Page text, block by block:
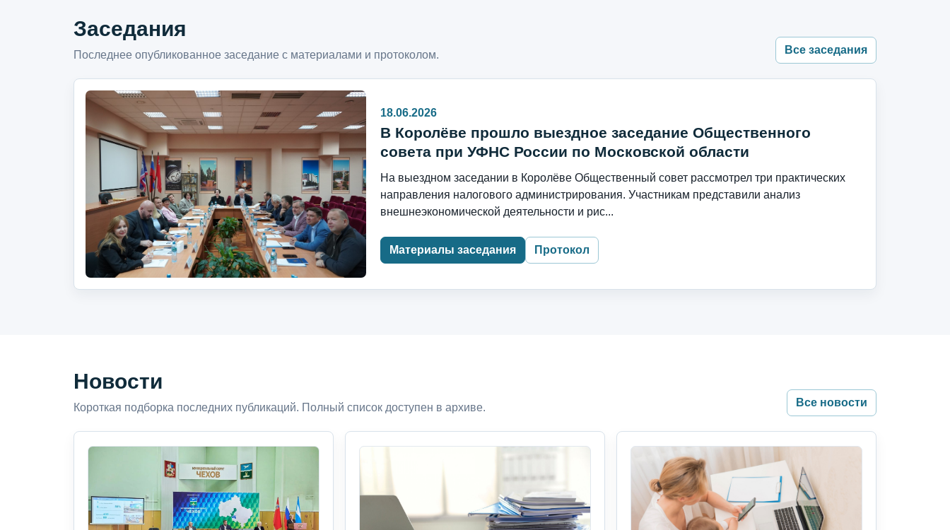
Заседания
Последнее опубликованное заседание с материалами и протоколом. Все заседания
18.06.2026
В Королёве прошло выездное заседание Общественного
совета при УФНС России по Московской области
На выездном заседании в Королёве Общественный совет рассмотрел три практических
направления налогового администрирования. Участникам представили анализ
внешнеэкономической деятельности и рис...
Материалы заседания Протокол
Новости
Короткая подборка последних публикаций. Полный список доступен в архиве. Все новости